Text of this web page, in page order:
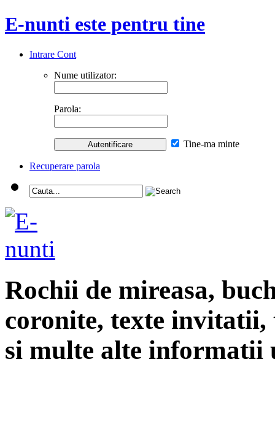
E-nunti este pentru tine
Intrare Cont
Nume utilizator:
Parola:
Tine-ma minte
Recuperare parola
Rochii de mireasa,
coronite, texte
si multe alte informatii